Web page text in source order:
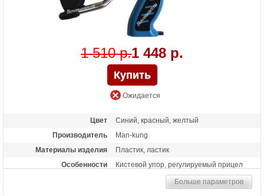
1 510 р.1 448 р.
Ожидается
Цвет
Синий, красный, желтый
Производитель
Man-kung
Материалы изделия
Пластик, ластик
Особенности
Кистевой упор, регулируемый прицел
Больше параметров